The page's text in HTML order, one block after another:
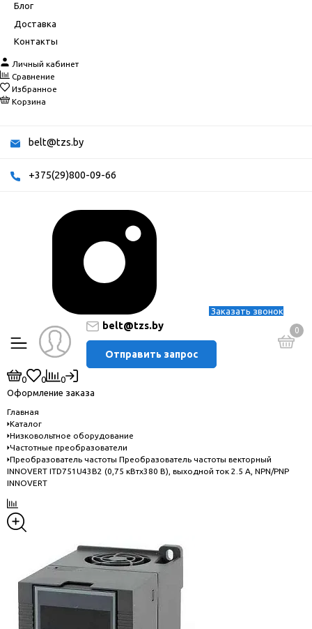
Блог
Доставка
Контакты
Личный кабинет
Сравнение
Избранное
Корзина
belt@tzs.by
+375(29)800-09-66
Заказать звонок
belt@tzs.by
Отправить запрос
0
0 0
0
Оформление заказа
Главная
Каталог
Низковольтное оборудование
Частотные преобразователи
Преобразователь частоты Преобразователь частоты векторный
INNOVERT ITD751U43B2 (0,75 кВтx380 В), выходной ток 2.5 А, NPN/PNP
INNOVERT